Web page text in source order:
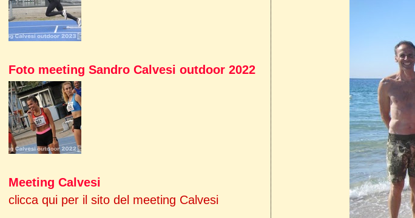
Foto meeting Sandro Calvesi outdoor 2022
Meeting Calvesi
clicca qui per il sito del meeting Calvesi